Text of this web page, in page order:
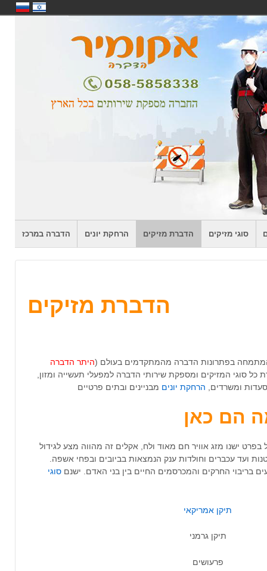
הדברה במרכז הרחקת יונים הדברת מזיקים סוגי מזיקים
הדברת מזיקים
בפתרונות הדברה מהמתקדמים בעולם (היתר הדברה
סוגי המזיקים ומספקת שירותי הדברה למפעלי תעשייה ומזון,
ומשרדים, הרחקת יונים מבניינים ובתים פרטיים
בפרט ישנו מזג אוויר חם מאוד ולח, אקלים זה מהווה מצע לגידול
ועד עכברים וחולדות ענק הנמצאות בביובים ובפחי אשפה.
בריבוי החרקים והמכרסמים החיים בין בני האדם. ישנם סוגי
תיקן אמריקאי
תיקן גרמני
פרעושים